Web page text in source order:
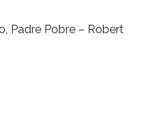
Padre Pobre – Robert